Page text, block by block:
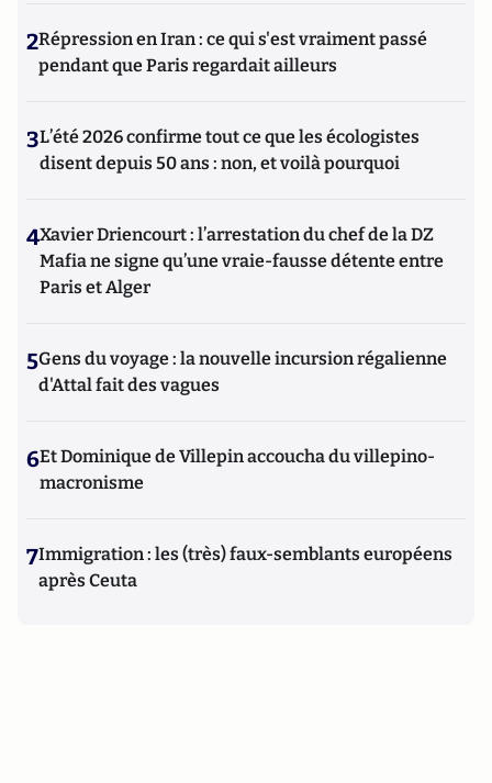
2Répression en Iran : ce qui s'est vraiment passé
pendant que Paris regardait ailleurs
3L’été 2026 confirme tout ce que les écologistes
disent depuis 50 ans : non, et voilà pourquoi
4Xavier Driencourt : l’arrestation du chef de la DZ
Mafia ne signe qu’une vraie-fausse détente entre
Paris et Alger
5Gens du voyage : la nouvelle incursion régalienne
d'Attal fait des vagues
6Et Dominique de Villepin accoucha du villepino-
macronisme
7Immigration : les (très) faux-semblants européens
après Ceuta